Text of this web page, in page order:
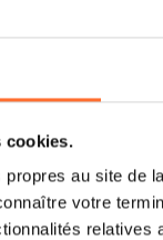
cookies.
au site de
votre